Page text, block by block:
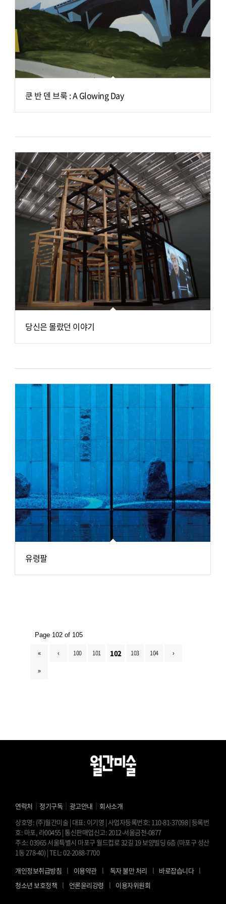
쿤 반 덴 브룩 : A Glowing Day
당신은 몰랐던 이야기
유령팔
Page 102 of 105
« ‹ 100 101 102 103 104 ›
»
연락처 정기구독 광고안내
회사소개
상호명: (주)월간미술 | 대표: 이기영 | 사업자등록번호: 110-81-37098 | 등록번
호: 마포, 라00455 | 통신판매업신고: 2012-서울금천-0877
주소: 03965 서울특별시 마포구 월드컵로 32길 19 보양빌딩 6층 (마포구 성산
1동 278-40) | TEL: 02-2088-7700
개인정보취급방침 l 이용약관 l 독자 불만 처리 l 바로잡습니다 l
청소년 보호정책 l 언론윤리강령 l 이용자위원회